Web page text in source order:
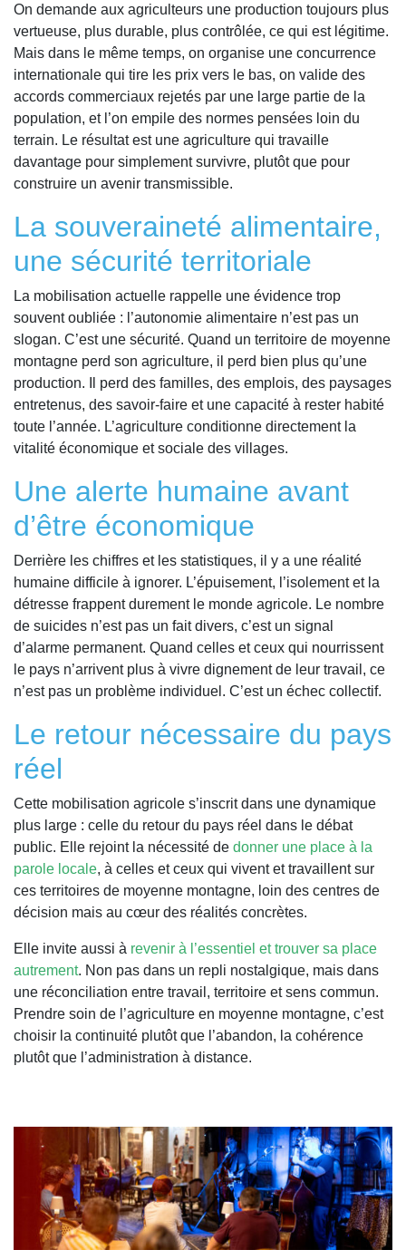
On demande aux agriculteurs une production toujours plus
vertueuse, plus durable, plus contrôlée, ce qui est légitime.
Mais dans le même temps, on organise une concurrence
internationale qui tire les prix vers le bas, on valide des
accords commerciaux rejetés par une large partie de la
population, et l’on empile des normes pensées loin du
terrain. Le résultat est une agriculture qui travaille
davantage pour simplement survivre, plutôt que pour
construire un avenir transmissible.
La souveraineté alimentaire,
une sécurité territoriale
La mobilisation actuelle rappelle une évidence trop
souvent oubliée : l’autonomie alimentaire n’est pas un
slogan. C’est une sécurité. Quand un territoire de moyenne
montagne perd son agriculture, il perd bien plus qu’une
production. Il perd des familles, des emplois, des paysages
entretenus, des savoir-faire et une capacité à rester habité
toute l’année. L’agriculture conditionne directement la
vitalité économique et sociale des villages.
Une alerte humaine avant
d’être économique
Derrière les chiffres et les statistiques, il y a une réalité
humaine difficile à ignorer. L’épuisement, l’isolement et la
détresse frappent durement le monde agricole. Le nombre
de suicides n’est pas un fait divers, c’est un signal
d’alarme permanent. Quand celles et ceux qui nourrissent
le pays n’arrivent plus à vivre dignement de leur travail, ce
n’est pas un problème individuel. C’est un échec collectif.
Le retour nécessaire du pays
réel
Cette mobilisation agricole s’inscrit dans une dynamique
plus large : celle du retour du pays réel dans le débat
public. Elle rejoint la nécessité de donner une place à la
parole locale, à celles et ceux qui vivent et travaillent sur
ces territoires de moyenne montagne, loin des centres de
décision mais au cœur des réalités concrètes.
Elle invite aussi à revenir à l’essentiel et trouver sa place
autrement. Non pas dans un repli nostalgique, mais dans
une réconciliation entre travail, territoire et sens commun.
Prendre soin de l’agriculture en moyenne montagne, c’est
choisir la continuité plutôt que l’abandon, la cohérence
plutôt que l’administration à distance.